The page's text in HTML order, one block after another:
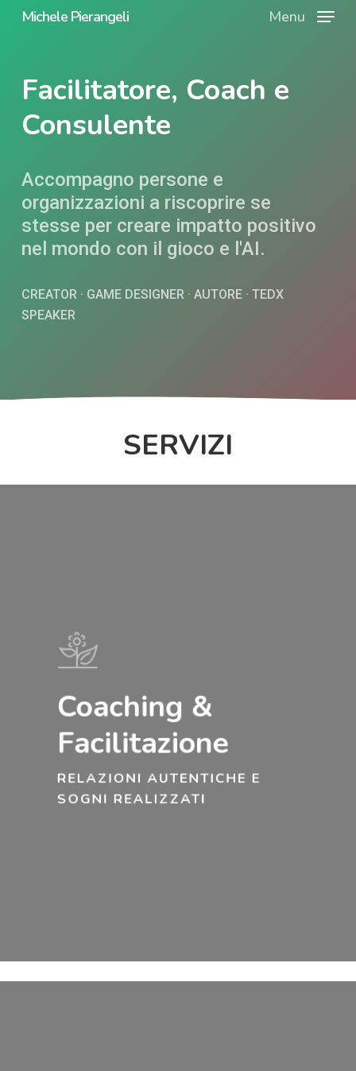
Skip
content
Michele Pierangeli Menu
Facilitatore, Coach e
Consulente
Accompagno persone e
organizzazioni a riscoprire se
stesse per creare impatto positivo
nel mondo con il gioco e l'AI.
CREATOR · GAME DESIGNER · AUTORE · TEDX
SPEAKER
SERVIZI
Coaching &
Facilitazione
RELAZIONI AUTENTICHE E
SOGNI REALIZZATI